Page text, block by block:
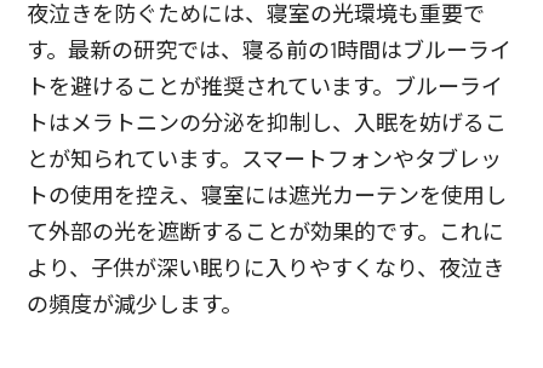
夜泣きを防ぐためには、寝室の光環境も重要で
す。最新の研究では、寝る前の1時間はブルーライ
トを避けることが推奨されています。ブルーライ
トはメラトニンの分泌を抑制し、入眠を妨げるこ
とが知られています。スマートフォンやタブレッ
トの使用を控え、寝室には遮光カーテンを使用し
て外部の光を遮断することが効果的です。これに
より、子供が深い眠りに入りやすくなり、夜泣き
の頻度が減少します。